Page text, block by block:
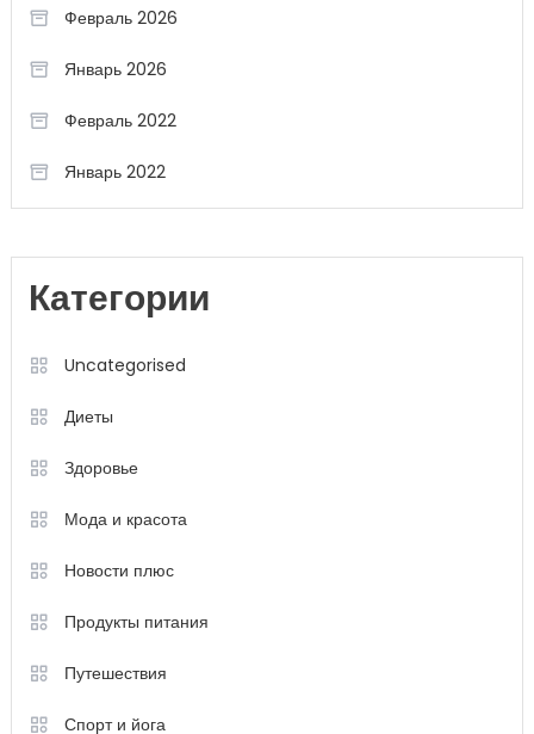
Февраль 2026
Январь 2026
Февраль 2022
Январь 2022
Категории
Uncategorised
Диеты
Здоровье
Мода и красота
Новости плюс
Продукты питания
Путешествия
Спорт и йога